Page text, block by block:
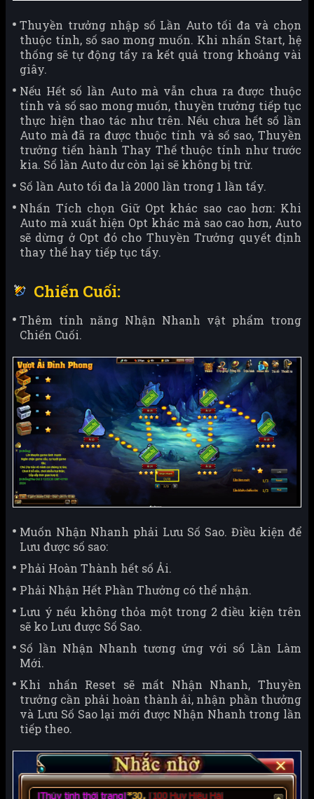
Thuyền trưởng nhập số Lần Auto tối đa và chọn
thuộc tính, số sao mong muốn. Khi nhấn Start, hệ
thống sẽ tự động tẩy ra kết quả trong khoảng vài
giây.
Nếu Hết số lần Auto mà vẫn chưa ra được thuộc
tính và số sao mong muốn, thuyền trưởng tiếp tục
thực hiện thao tác như trên. Nếu chưa hết số lần
Auto mà đã ra được thuộc tính và số sao, Thuyền
trưởng tiến hành Thay Thế thuộc tính như trước
kia. Số lần Auto dư còn lại sẽ không bị trừ.
Số lần Auto tối đa là 2000 lần trong 1 lần tẩy.
Nhấn Tích chọn Giữ Opt khác sao cao hơn: Khi
Auto mà xuất hiện Opt khác mà sao cao hơn, Auto
sẽ dừng ở Opt đó cho Thuyền Trưởng quyết định
thay thế hay tiếp tục tẩy.
Chiến Cuối:
Thêm tính năng Nhận Nhanh vật phẩm trong
Chiến Cuối.
Muốn Nhận Nhanh phải Lưu Số Sao. Điều kiện để
Lưu được số sao:
Phải Hoàn Thành hết số Ải.
Phải Nhận Hết Phần Thưởng có thể nhận.
Lưu ý nếu không thỏa một trong 2 điều kiện trên
sẽ ko Lưu được Số Sao.
Số lần Nhận Nhanh tương ứng với số Lần Làm
Mới.
Khi nhấn Reset sẽ mất Nhận Nhanh, Thuyền
trưởng cần phải hoàn thành ải, nhận phần thưởng
và Lưu Số Sao lại mới được Nhận Nhanh trong lần
tiếp theo.